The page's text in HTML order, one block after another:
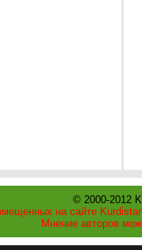
© 2000-2012
на сайте
Мнение авторов